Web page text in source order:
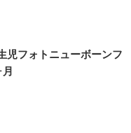
児フォトニューボーンフ